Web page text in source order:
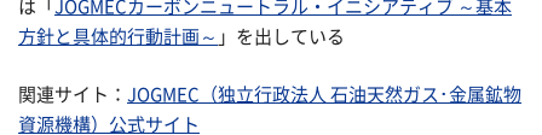
は「 JOGMECカーボンニュートラル・イニシアティブ ～基本
方針と具体的行動計画～ 」を出している
関連サイト：
JOGMEC（独立行政法人 石油天然ガス･金属鉱物
資源機構）公式サイト